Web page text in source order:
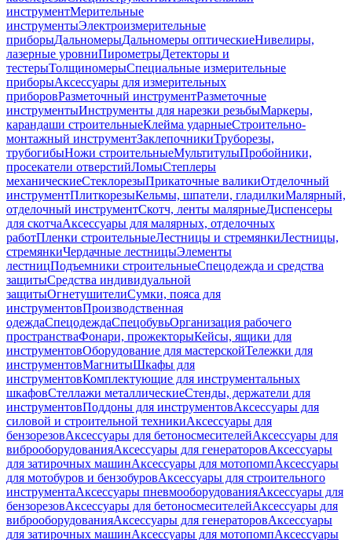
инструментМерительные
инструментыЭлектроизмерительные
приборыДальномерыДальномеры оптическиеНивелиры,
лазерные уровниПирометрыДетекторы и
тестерыТолщиномерыСпециальные измерительные
приборыАксессуары для измерительных
приборовРазметочный инструментРазметочные
инструментыИнструменты для нарезки резьбыМаркеры,
карандаши строительныеКлейма ударныеСтроительно-
монтажный инструментЗаклепочникиТруборезы,
трубогибыНожи строительныеМультитулыПробойники,
просекатели отверстийЛомыСтеплеры
механическиеСтеклорезыПрикаточные валикиОтделочный
инструментПлиткорезыКельмы, шпатели, гладилкиМалярный,
отделочный инструментСкотч, ленты малярныеДиспенсеры
для скотчаАксессуары для малярных, отделочных
работПленки строительныеЛестницы и стремянкиЛестницы,
стремянкиЧердачные лестницыЭлементы
лестницПодъемники строительныеСпецодежда и средства
защитыСредства индивидуальной
защитыОгнетушителиСумки, пояса для
инструментовПроизводственная
одеждаСпецодеждаСпецобувьОрганизация рабочего
пространстваФонари, прожекторыКейсы, ящики для
инструментовОборудование для мастерскойТележки для
инструментовМагнитыШкафы для
инструментовКомплектующие для инструментальных
шкафовСтеллажи металлическиеСтенды, держатели для
инструментовПоддоны для инструментовАксессуары для
силовой и строительной техникиАксессуары для
бензорезовАксессуары для бетоносмесителейАксессуары для
виброоборудованияАксессуары для генераторовАксессуары
для затирочных машинАксессуары для мотопомпАксессуары
для мотобуров и бензобуровАксессуары для строительного
инструментаАксессуары пневмооборудованияАксессуары для
бензорезовАксессуары для бетоносмесителейАксессуары для
виброоборудованияАксессуары для генераторовАксессуары
для затирочных машинАксессуары для мотопомпАксессуары